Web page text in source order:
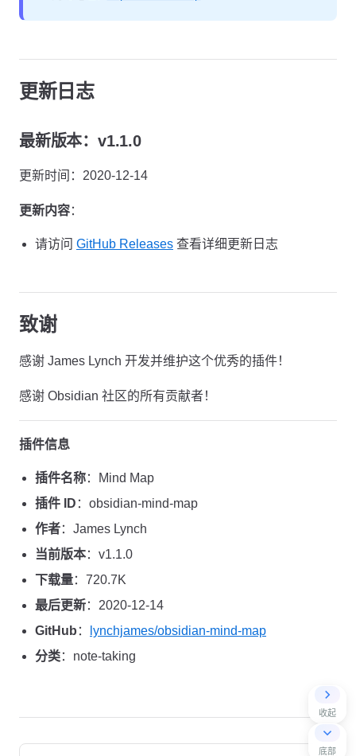
收起
底部
更新日志
最新版本：v1.1.0
更新时间：2020-12-14
更新内容：
请访问 GitHub Releases 查看详细更新日志
致谢
感谢 James Lynch 开发并维护这个优秀的插件！
感谢 Obsidian 社区的所有贡献者！
插件信息
插件名称：Mind Map
插件 ID ：obsidian-mind-map
作者：James Lynch
当前版本：v1.1.0
下载量：720.7K
最后更新：2020-12-14
GitHub ：
lynchjames/obsidian-mind-map
分类：note-taking
Pager